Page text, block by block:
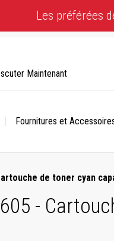
Les préférées
Fournitures et
Maintenant
de toner cyan
-